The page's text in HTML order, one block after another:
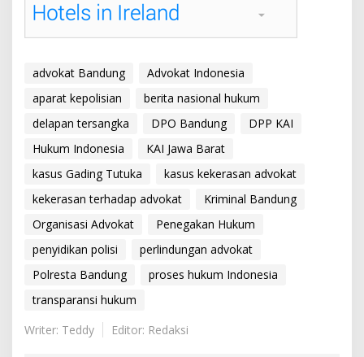
advokat Bandung
Advokat Indonesia
aparat kepolisian
berita nasional hukum
delapan tersangka
DPO Bandung
DPP KAI
Hukum Indonesia
KAI Jawa Barat
kasus Gading Tutuka
kasus kekerasan advokat
kekerasan terhadap advokat
Kriminal Bandung
Organisasi Advokat
Penegakan Hukum
penyidikan polisi
perlindungan advokat
Polresta Bandung
proses hukum Indonesia
transparansi hukum
Writer: Teddy
Editor: Redaksi